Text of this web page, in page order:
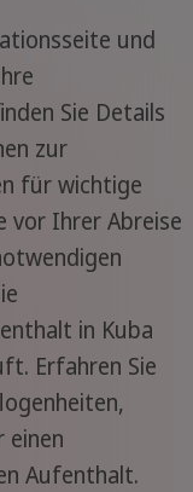
und
Sie Details
zur
für wichtige
vor Ihrer Abreise
in Kuba
Erfahren Sie
einen
Aufenthalt.